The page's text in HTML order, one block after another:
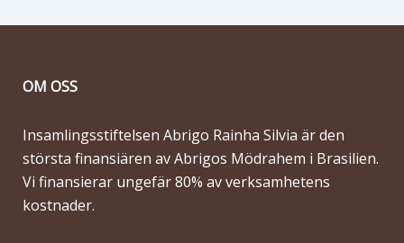
OM OSS
Insamlingsstiftelsen Abrigo Rainha Silvia är den
största finansiären av Abrigos Mödrahem i Brasilien.
Vi finansierar ungefär 80% av verksamhetens
kostnader.